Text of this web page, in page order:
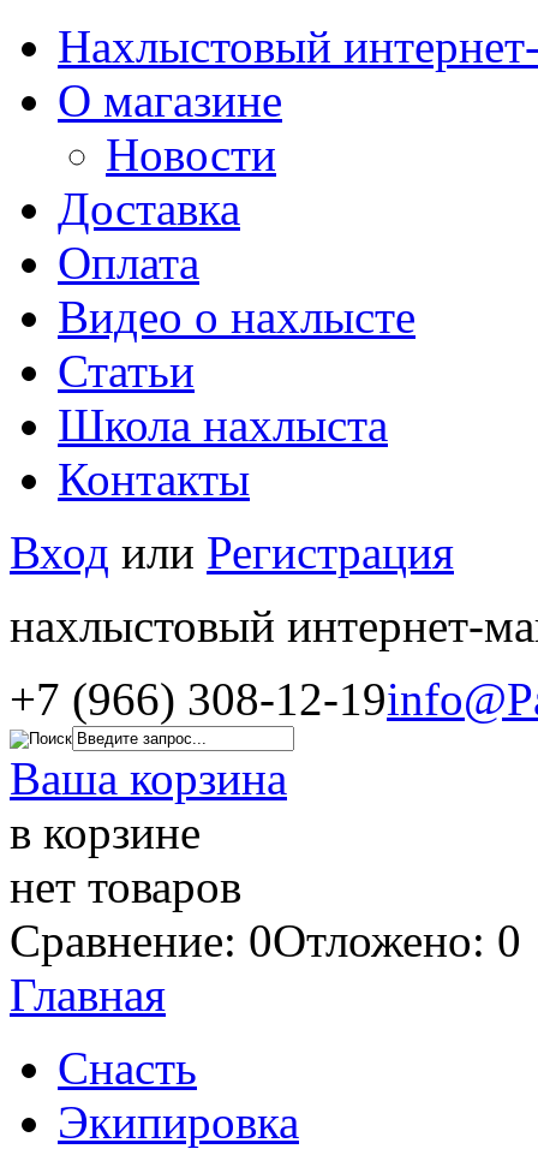
Нахлыстовый
О магазине
Новости
Доставка
Оплата
Видео о нахлысте
Статьи
Школа нахлыста
Контакты
Вход или Регистрация
нахлыстовый интернет-
+7 (966) 308-12-19
Ваша корзина
в корзине
нет товаров
Сравнение: 0Отложено: 0
Главная
Снасть
Экипировка